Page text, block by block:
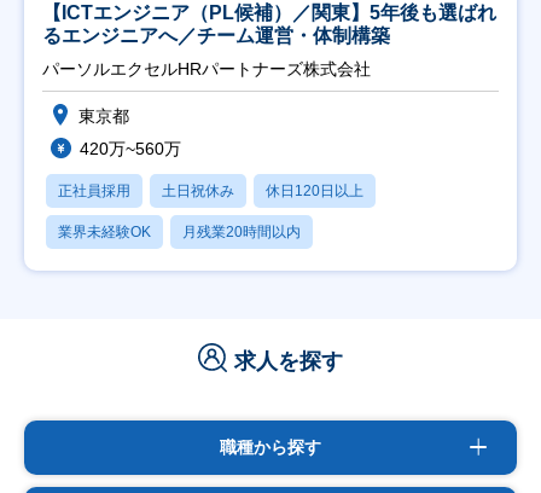
【ICTエンジニア（PL候補）／関東】5年後も選ばれ
るエンジニアへ／チーム運営・体制構築
パーソルエクセルHRパートナーズ株式会社
東京都
420万~560万
正社員採用 土日祝休み 休日120日以上
業界未経験OK 月残業20時間以内
求人を探す
職種から探す